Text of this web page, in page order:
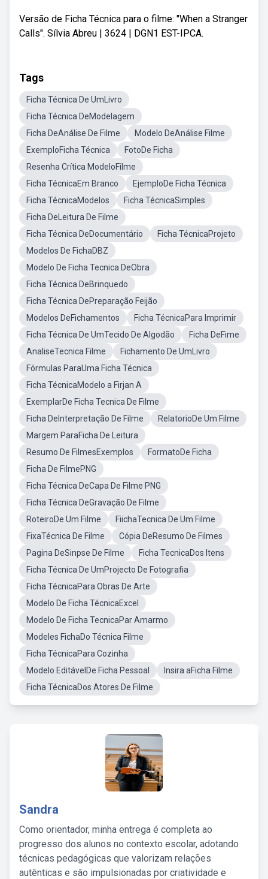
Versão de Ficha Técnica para o filme: "When a Stranger
Calls". Sílvia Abreu | 3624 | DGN1 EST-IPCA.
Tags
Ficha Técnica De UmLivro
Ficha Técnica DeModelagem
Ficha DeAnálise De Filme
Modelo DeAnálise Filme
ExemploFicha Técnica
FotoDe Ficha
Resenha Crítica ModeloFilme
Ficha TécnicaEm Branco
EjemploDe Ficha Técnica
Ficha TécnicaModelos
Ficha TécnicaSimples
Ficha DeLeitura De Filme
Ficha Técnica DeDocumentário
Ficha TécnicaProjeto
Modelos De FichaDBZ
Modelo De Ficha Tecnica DeObra
Ficha Técnica DeBrinquedo
Ficha Técnica DePreparação Feijão
Modelos DeFichamentos
Ficha TécnicaPara Imprimir
Ficha Técnica De UmTecido De Algodão
Ficha DeFime
AnaliseTecnica Filme
Fichamento De UmLivro
Fórmulas ParaUma Ficha Técnica
Ficha TécnicaModelo a Firjan A
ExemplarDe Ficha Tecnica De Filme
Ficha DeInterpretação De Filme
RelatorioDe Um Filme
Margem ParaFicha De Leitura
Resumo De FilmesExemplos
FormatoDe Ficha
Ficha De FilmePNG
Ficha Técnica DeCapa De Filme PNG
Ficha Técnica DeGravação De Filme
RoteiroDe Um Filme
FiichaTecnica De Um Filme
FixaTécnica De Filme
Cópia DeResumo De Filmes
Pagina DeSinpse De Filme
Ficha TecnicaDos Itens
Ficha Técnica De UmProjecto De Fotografia
Ficha TécnicaPara Obras De Arte
Modelo De Ficha TécnicaExcel
Modelo De Ficha TecnicaPar Amarmo
Modeles FichaDo Técnica Filme
Ficha TécnicaPara Cozinha
Modelo EditávelDe Ficha Pessoal
Insira aFicha Filme
Ficha TécnicaDos Atores De Filme
Sandra
Como orientador, minha entrega é completa ao
progresso dos alunos no contexto escolar, adotando
técnicas pedagógicas que valorizam relações
autênticas e são impulsionadas por criatividade e